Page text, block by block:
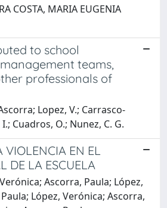
COSTA, MARIA EUGENIA
to school
teams,
professionals of
Lopez, V.; Carrasco-
Cuadros, O.; Nunez, C. G.
VIOLENCIA EN EL
DE LA ESCUELA
Ascorra, Paula; López,
López, Verónica; Ascorra,